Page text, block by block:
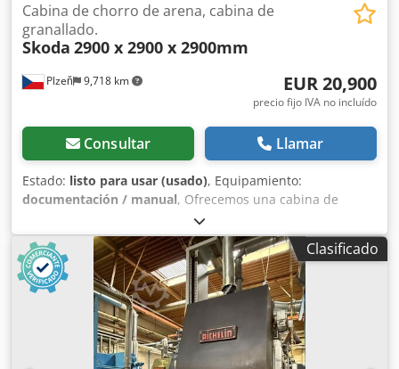
Plzeň 9,718 km
Cabina de chorro de arena, cabina de
granallado.
Skoda 2900 x 2900 x 2900mm
EUR 20,900
precio fijo IVA no incluído
Consultar Llamar
Estado: listo para usar (usado), Equipamiento:
documentación / manual, Ofrecemos una cabina de
granallado Škoda. El equipo está completamente operativo
y en funcionamiento. Posibilidad de probarlo. Dimensiones
del espacio de trabajo interior: 2900 x 2900 x 2900 mm.
Cabina con sistema de recogida de abrasivo en el suelo,
transporte del abrasivo al sistema de limpieza de abrasivo
+ unidad de granallado Clemco de 200 litros + unidad de
filtrado. Csdpfjzrmqdex Ak Esha Equipo completo.
Clasificado